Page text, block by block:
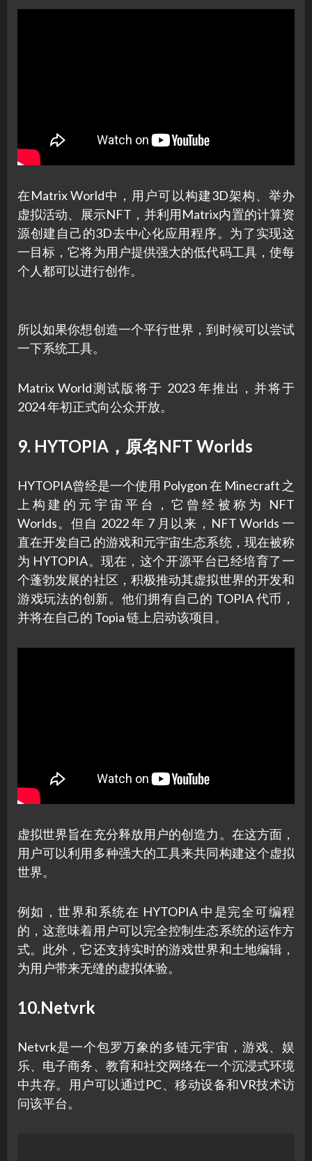
在Matrix World中，用户可以构建3D架构、举办
虚拟活动、展示NFT，并利用Matrix内置的计算资
源创建自己的3D去中心化应用程序。为了实现这
一目标，它将为用户提供强大的低代码工具，使每
个人都可以进行创作。
所以如果你想创造一个平行世界，到时候可以尝试
一下系统工具。
Matrix World测试版将于 2023 年推出，并将于
2024 年初正式向公众开放。
9. HYTOPIA，原名NFT Worlds
HYTOPIA曾经是一个使用 Polygon 在 Minecraft 之
上构建的元宇宙平台，它曾经被称为 NFT
Worlds。但自 2022 年 7 月以来，NFT Worlds 一
直在开发自己的游戏和元宇宙生态系统，现在被称
为 HYTOPIA。现在，这个开源平台已经培育了一
个蓬勃发展的社区，积极推动其虚拟世界的开发和
游戏玩法的创新。他们拥有自己的 TOPIA 代币，
并将在自己的 Topia 链上启动该项目。
虚拟世界旨在充分释放用户的创造力。在这方面，
用户可以利用多种强大的工具来共同构建这个虚拟
世界。
例如，世界和系统在 HYTOPIA 中是完全可编程
的，这意味着用户可以完全控制生态系统的运作方
式。此外，它还支持实时的游戏世界和土地编辑，
为用户带来无缝的虚拟体验。
10.Netvrk
Netvrk是一个包罗万象的多链元宇宙，游戏、娱
乐、电子商务、教育和社交网络在一个沉浸式环境
中共存。用户可以通过PC、移动设备和VR技术访
问该平台。